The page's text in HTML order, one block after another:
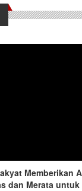
Memberikan
dan Merata untuk